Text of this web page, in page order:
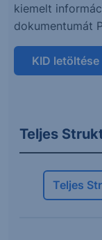
kiemelt
dokumentumát
KID letöltése
Teljes
Teljes